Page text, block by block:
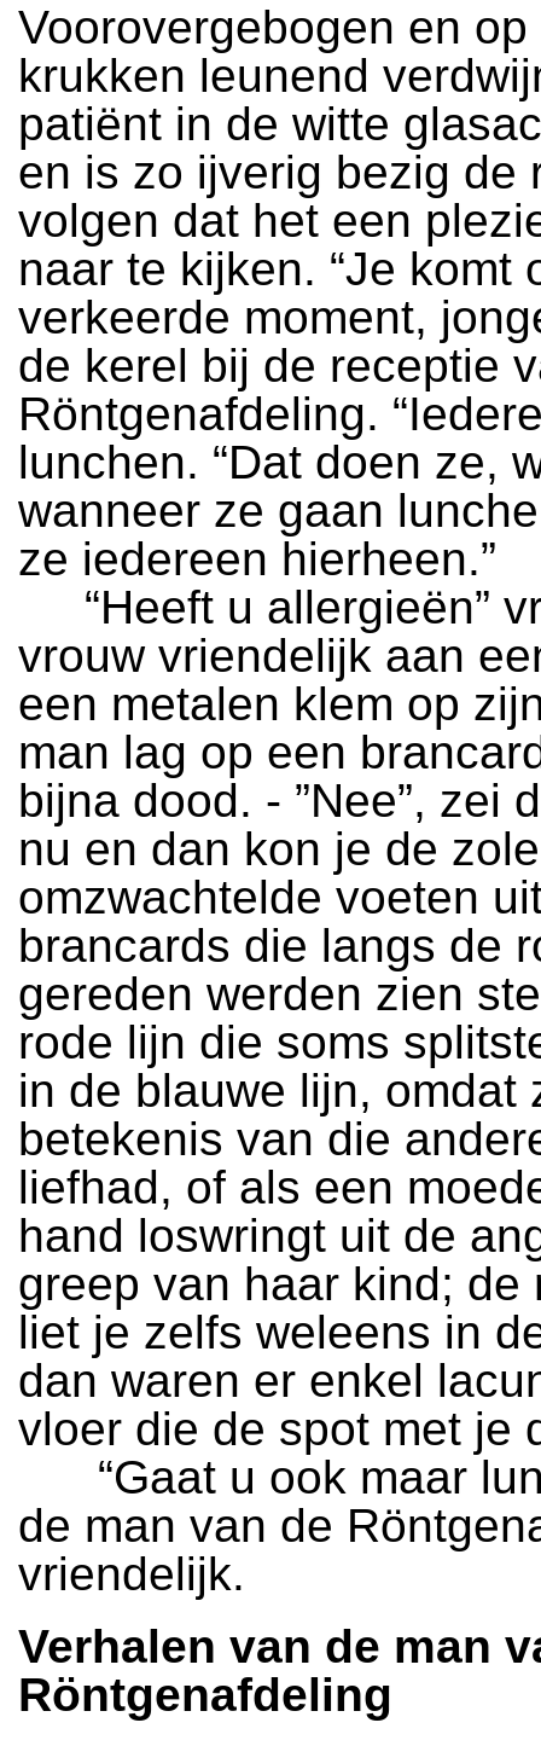
Voorovergebogen en op
krukken leunend
patiënt in de witte
en is zo ijverig bezig de
volgen dat het een
naar te kijken. “Je komt
verkeerde moment,
de kerel bij de receptie
Röntgenafdeling.
lunchen. “Dat doen ze,
wanneer ze gaan
ze iedereen hierheen.”
“Heeft u allergieën”
vrouw vriendelijk aan
een metalen klem op
man lag op een
bijna dood. - ”Nee”, zei
nu en dan kon je de
omzwachtelde voeten
brancards die langs de
gereden werden zien
rode lijn die soms
in de blauwe lijn, omdat
betekenis van die
liefhad, of als een
hand loswringt uit de
greep van haar kind; de
liet je zelfs weleens in
dan waren er enkel
vloer die de spot met je
“Gaat u ook maar
de man van de
vriendelijk.
Verhalen van de man
Röntgenafdeling